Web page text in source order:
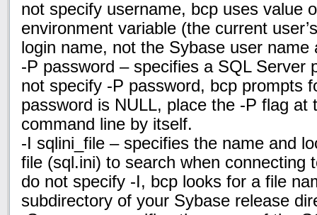
not specify username, bcp uses value
environment variable (the current
login name, not the Sybase user name
-P password – specifies a SQL Server
not specify -P password, bcp prompts
password is NULL, place the -P flag at
command line by itself.
-I sqlini_file – specifies the name and
file (sql.ini) to search when connecting
do not specify -I, bcp looks for a file
subdirectory of your Sybase release